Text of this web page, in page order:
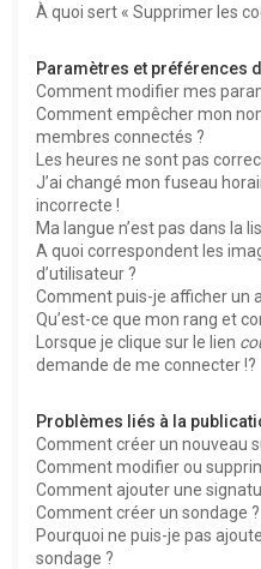
À quoi sert « Supprimer les
Paramètres et préférences
Comment modifier mes
Comment empêcher mon
membres connectés ?
Les heures ne sont pas
J’ai changé mon fuseau
incorrecte !
Ma langue n’est pas dans la
A quoi correspondent les
d’utilisateur ?
Comment puis-je afficher un
Qu’est-ce que mon rang et
Lorsque je clique sur le lien
demande de me connecter !?
Problèmes liés à la
Comment créer un nouveau
Comment modifier ou
Comment ajouter une
Comment créer un sondage ?
Pourquoi ne puis-je pas
sondage ?